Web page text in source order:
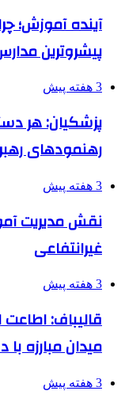
آینده آموزش؛
پیشروترین
3 هفته پیش
پزشکیان: هر
رهنمودهای
3 هفته پیش
نقش مدیریت
غیرانتفاعی
3 هفته پیش
قالیباف:
میدان مبارزه
3 هفته پیش